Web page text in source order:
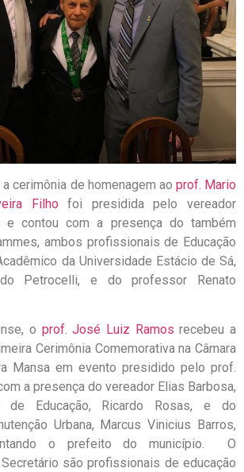
a cerimônia de homenagem ao prof. Mario
Filho foi presidida pelo vereador
e contou com a presença do também
ambos profissionais de Educação
da Universidade Estácio de Sá,
Petrocelli, e do professor Renato
o prof. José Luiz Ramos recebeu a
Cerimônia Comemorativa na Câmara
Mansa em evento presidido pelo prof.
a presença do vereador Elias Barbosa,
de Educação, Ricardo Rosas, e do
Urbana, Marcus Vinicius Barros,
o prefeito do município. O
são profissionais de educação